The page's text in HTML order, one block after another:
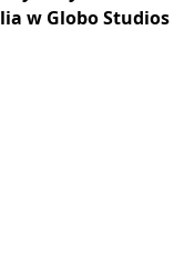
w Globo Studios